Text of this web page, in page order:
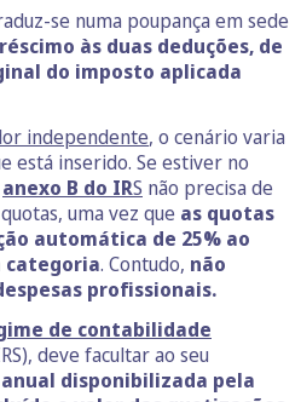
se numa poupança em sede
às duas deduções, de
do imposto aplicada
independente, o cenário varia
está inserido. Se estiver no
anexo B do IRS não precisa de
uma vez que as quotas
automática de 25% ao
. Contudo, não
profissionais.
de contabilidade
deve facultar ao seu
disponibilizada pela